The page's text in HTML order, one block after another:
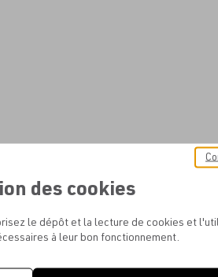
des cookies
le dépôt et la lecture de cookies et
à leur bon fonctionnement.